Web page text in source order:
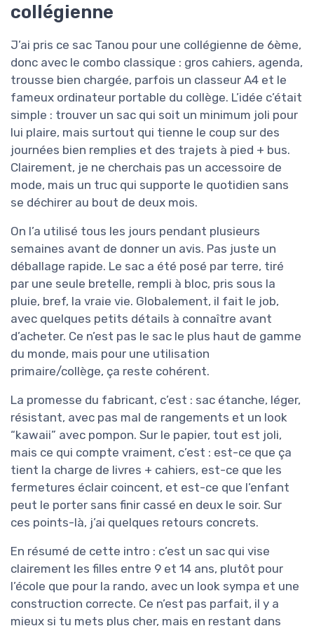
collégienne
J’ai pris ce sac Tanou pour une collégienne de 6ème,
donc avec le combo classique : gros cahiers, agenda,
trousse bien chargée, parfois un classeur A4 et le
fameux ordinateur portable du collège. L’idée c’était
simple : trouver un sac qui soit un minimum joli pour
lui plaire, mais surtout qui tienne le coup sur des
journées bien remplies et des trajets à pied + bus.
Clairement, je ne cherchais pas un accessoire de
mode, mais un truc qui supporte le quotidien sans
se déchirer au bout de deux mois.
On l’a utilisé tous les jours pendant plusieurs
semaines avant de donner un avis. Pas juste un
déballage rapide. Le sac a été posé par terre, tiré
par une seule bretelle, rempli à bloc, pris sous la
pluie, bref, la vraie vie. Globalement, il fait le job,
avec quelques petits détails à connaître avant
d’acheter. Ce n’est pas le sac le plus haut de gamme
du monde, mais pour une utilisation
primaire/collège, ça reste cohérent.
La promesse du fabricant, c’est : sac étanche, léger,
résistant, avec pas mal de rangements et un look
“kawaii” avec pompon. Sur le papier, tout est joli,
mais ce qui compte vraiment, c’est : est-ce que ça
tient la charge de livres + cahiers, est-ce que les
fermetures éclair coincent, et est-ce que l’enfant
peut le porter sans finir cassé en deux le soir. Sur
ces points-là, j’ai quelques retours concrets.
En résumé de cette intro : c’est un sac qui vise
clairement les filles entre 9 et 14 ans, plutôt pour
l’école que pour la rando, avec un look sympa et une
construction correcte. Ce n’est pas parfait, il y a
mieux si tu mets plus cher, mais en restant dans